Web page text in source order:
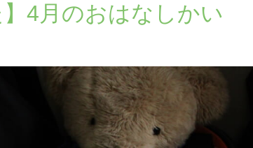
】4月のおはなしかい